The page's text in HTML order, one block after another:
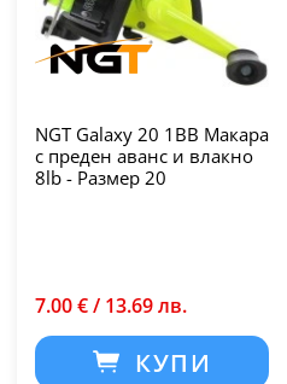
NGT Galaxy 20 1BB Макара
с преден аванс и влакно
8lb - Размер 20
7.00 € / 13.69 лв.
КУПИ